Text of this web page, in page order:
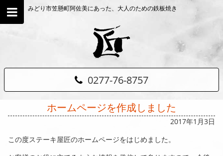
みどり市笠懸町阿佐美にあった、大人のための鉄板焼き
0277-76-8757
ホームページを作成しました
2017年1月3日
この度ステーキ屋匠のホームページをはじめました。